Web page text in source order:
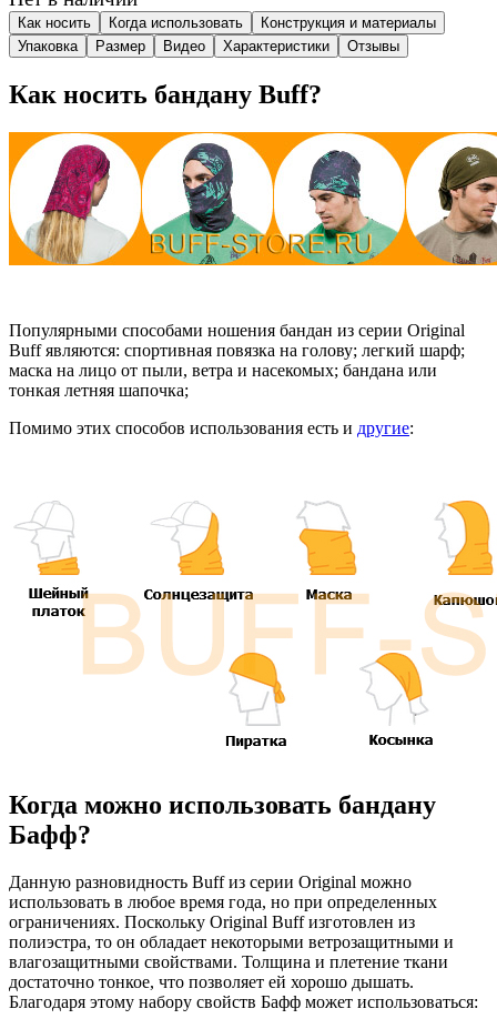
Как носить Когда использовать
Конструкция и материалы
Упаковка
Размер Видео Характеристики Отзывы
Как носить бандану Buff?
Популярными способами ношения бандан из серии Original
Buff являются: спортивная повязка на голову; легкий шарф;
маска на лицо от пыли, ветра и насекомых; бандана или
тонкая летняя шапочка;
Помимо этих способов использования есть и другие:
Когда можно использовать бандану
Бафф?
Данную разновидность Buff из серии Original можно
использовать в любое время года, но при определенных
ограничениях. Поскольку Original Buff изготовлен из
полиэстра, то он обладает некоторыми ветрозащитными и
влагозащитными свойствами. Толщина и плетение ткани
достаточно тонкое, что позволяет ей хорошо дышать.
Благодаря этому набору свойств Бафф может использоваться: